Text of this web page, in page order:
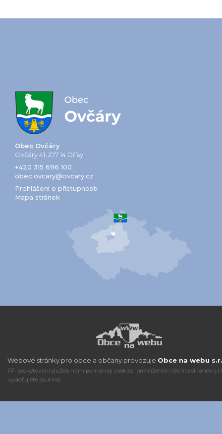
Obec Ovčáry
Ovčáry 41, 277 14 Dřísy
+420 315 696 100
obec.ovcary@ovcary.cz
Prohlášení o přístupnosti
Mapa stránek
Webové stránky pro obce a občany provozuje Obce na webu
Při poskytování služeb nám pomáhají cookies, prohlížením těchto stránek s
vyjadřujete souhlas.